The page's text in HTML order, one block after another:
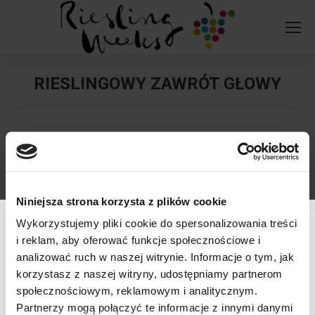
Niniejsza strona korzysta z plików cookie
Wykorzystujemy pliki cookie do spersonalizowania treści
i reklam, aby oferować funkcje społecznościowe i
analizować ruch w naszej witrynie. Informacje o tym, jak
korzystasz z naszej witryny, udostępniamy partnerom
społecznościowym, reklamowym i analitycznym.
Partnerzy mogą połączyć te informacje z innymi danymi
Werfikacja wieku
RIESLINGOWY ZAWRÓT GŁOWY
757445577 willaodkrywcow.pl